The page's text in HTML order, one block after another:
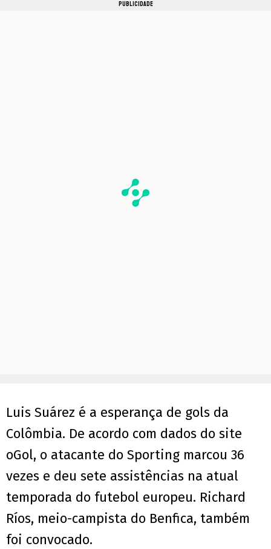
PUBLICIDADE
Luis Suárez é a esperança de gols da
Colômbia. De acordo com dados do site
oGol, o atacante do Sporting marcou 36
vezes e deu sete assistências na atual
temporada do futebol europeu. Richard
Ríos, meio-campista do Benfica, também
foi convocado.